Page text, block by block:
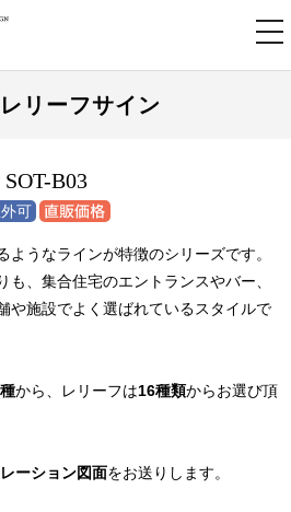
リーフサイン
SOT-B03
ようなラインが特徴のシリーズです。
も、集合住宅のエントランスやバー、
や施設でよく選ばれているスタイルで
から、レリーフは16種類からお選び頂
ーション図面をお送りします。